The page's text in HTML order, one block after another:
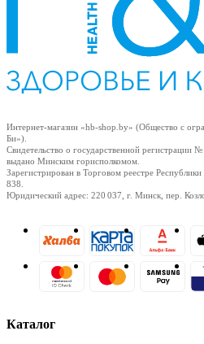
Интернет-магазин «hb-shop.by» (Общество с
Би»).
Свидетельство о государственной регистрации
выдано Минским горисполкомом.
Зарегистрирован в Торговом реестре Республики
838.
Юридический адрес: 220 037, г. Минск, пер.
Каталог